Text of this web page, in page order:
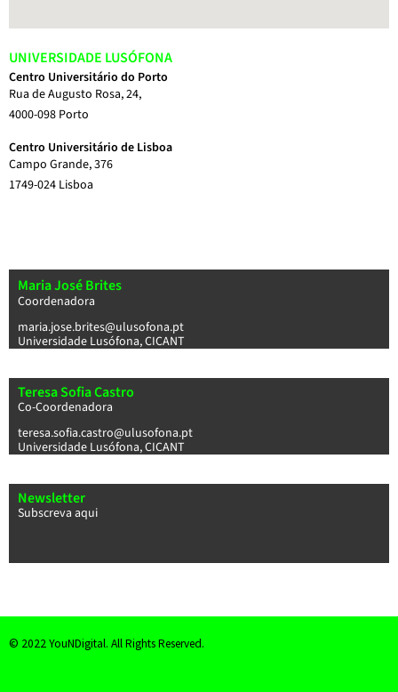
UNIVERSIDADE LUSÓFONA
Centro Universitário do Porto
Rua de Augusto Rosa, 24,
4000-098 Porto
Centro Universitário de Lisboa
Campo Grande, 376
1749-024 Lisboa
Maria José Brites
Coordenadora
maria.jose.brites@ulusofona.pt
Universidade Lusófona, CICANT
Teresa Sofia Castro
Co-Coordenadora
teresa.sofia.castro@ulusofona.pt
Universidade Lusófona, CICANT
Newsletter
Subscreva aqui
© 2022 YouNDigital. All Rights Reserved.